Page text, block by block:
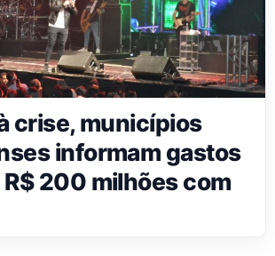
crise, municípios
informam gastos
200 milhões com